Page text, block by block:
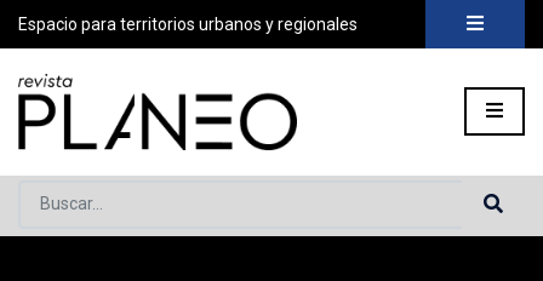
Espacio para territorios urbanos y regionales
Buscar...